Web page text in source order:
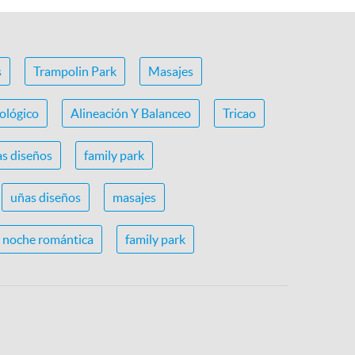
Trampolin Park Masajes
Alineación Y Balanceo Tricao
diseños family park
uñas diseños masajes
noche romántica family park